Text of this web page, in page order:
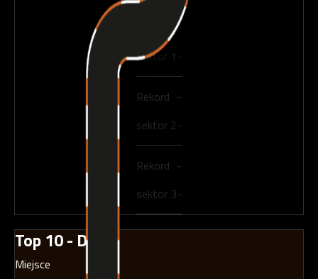
sektor 1
-
-
Rekord
sektor 2
-
-
Rekord
sektor 3
-
-
Top 10 - Dzień
Miejsce